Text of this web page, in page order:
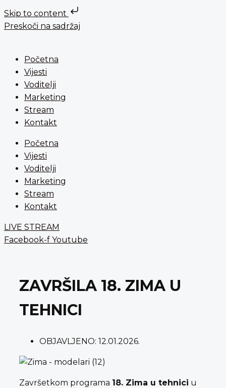
Skip to content
Preskoči na sadržaj
Početna
Vijesti
Voditelji
Marketing
Stream
Kontakt
Početna
Vijesti
Voditelji
Marketing
Stream
Kontakt
LIVE STREAM
Facebook-f Youtube
ZAVRŠILA 18. ZIMA U
TEHNICI
OBJAVLJENO: 12.01.2026.
Završetkom programa 18. Zima u tehnici u